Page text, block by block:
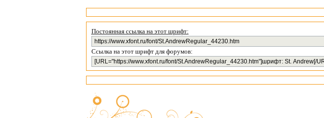
Постоянная ссылка на этот шрифт:
Ссылка на этот шрифт для форумов: